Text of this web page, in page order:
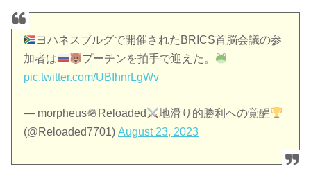
ヨハネスブルグで開催されたBRICS首脳会議の参
加者は
プーチンを拍手で迎えた。
pic.twitter.com/UBIhnrLgWv
— morpheus🪖Reloaded
地滑り的勝利への覚醒
(@Reloaded7701)August 23, 2023